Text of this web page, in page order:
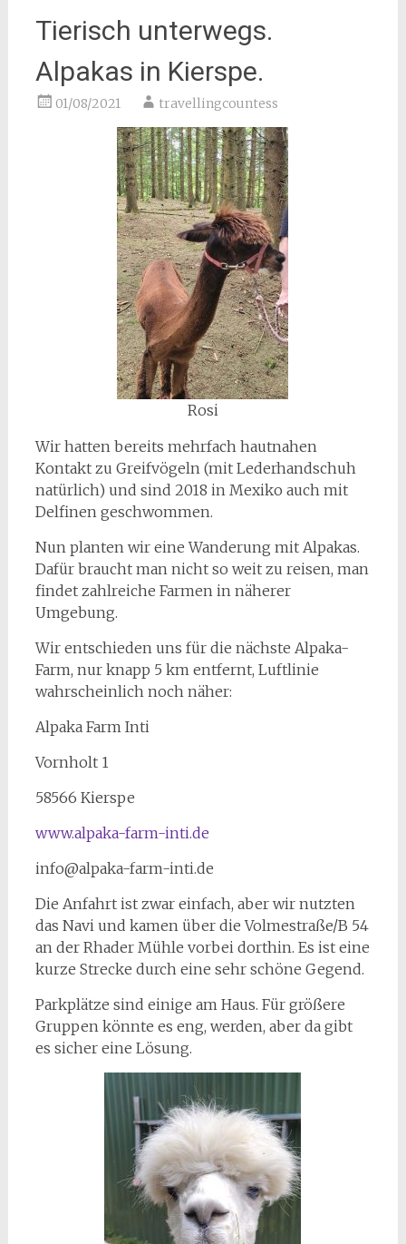
Tierisch unterwegs.
Alpakas in Kierspe.
01/08/2021 travellingcountess
Rosi
Wir hatten bereits mehrfach hautnahen
Kontakt zu Greifvögeln (mit Lederhandschuh
natürlich) und sind 2018 in Mexiko auch mit
Delfinen geschwommen.
Nun planten wir eine Wanderung mit Alpakas.
Dafür braucht man nicht so weit zu reisen, man
findet zahlreiche Farmen in näherer
Umgebung.
Wir entschieden uns für die nächste Alpaka-
Farm, nur knapp 5 km entfernt, Luftlinie
wahrscheinlich noch näher:
Alpaka Farm Inti
Vornholt 1
58566 Kierspe
www.alpaka-farm-inti.de
info@alpaka-farm-inti.de
Die Anfahrt ist zwar einfach, aber wir nutzten
das Navi und kamen über die Volmestraße/B 54
an der Rhader Mühle vorbei dorthin. Es ist eine
kurze Strecke durch eine sehr schöne Gegend.
Parkplätze sind einige am Haus. Für größere
Gruppen könnte es eng, werden, aber da gibt
es sicher eine Lösung.